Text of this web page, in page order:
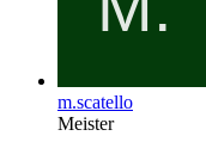
m.scatello
Meister